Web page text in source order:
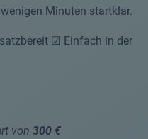
Minuten startklar.
☑ Einfach in der
von 300 €